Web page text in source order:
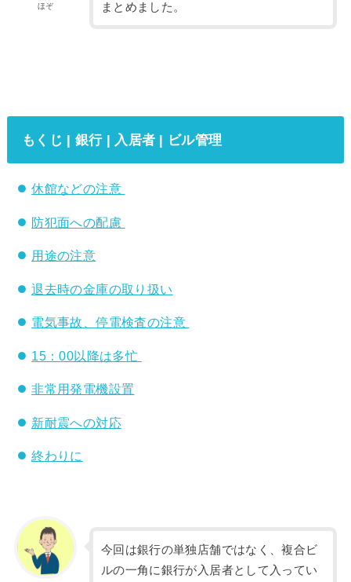
ほぞ
まとめました。
もくじ | 銀行 | 入居者 | ビル管理
休館などの注意
防犯面への配慮
用途の注意
退去時の金庫の取り扱い
電気事故、停電検査の注意
15：00以降は多忙
非常用発電機設置
新耐震への対応
終わりに
今回は銀行の単独店舗ではなく、複合ビ
ルの一角に銀行が入居者として入ってい